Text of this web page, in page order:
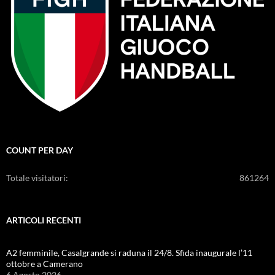
COUNT PER DAY
861264
Totale visitatori:
ARTICOLI RECENTI
A2 femminile, Casalgrande si raduna il 24/8. Sfida inaugurale l’11
ottobre a Camerano